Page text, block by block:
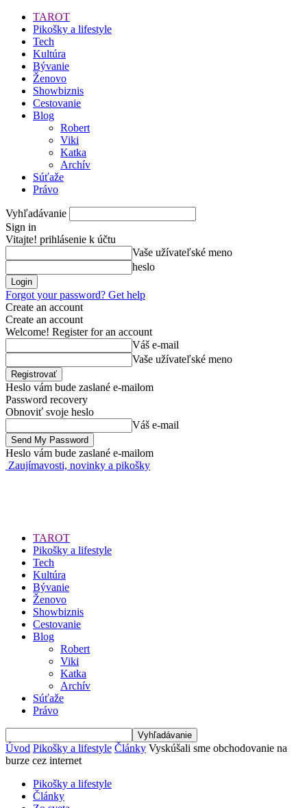
TAROT
Pikošky a lifestyle
Tech
Kultúra
Bývanie
Ženovo
Showbiznis
Cestovanie
Blog
Robert
Viki
Katka
Archív
Súťaže
Právo
Vyhľadávanie
Sign in
Vitajte! prihlásenie k účtu
Vaše užívateľské meno
heslo
Forgot your password? Get help
Create an account
Create an account
Welcome! Register for an account
Váš e-mail
Vaše užívateľské meno
Heslo vám bude zaslané e-mailom
Password recovery
Obnoviť svoje heslo
Váš e-mail
Heslo vám bude zaslané e-mailom
Zaujímavosti, novinky a pikošky
TAROT
Pikošky a lifestyle
Tech
Kultúra
Bývanie
Ženovo
Showbiznis
Cestovanie
Blog
Robert
Viki
Katka
Archív
Súťaže
Právo
Úvod Pikošky a lifestyle Články Vyskúšali sme obchodovanie na
burze cez internet
Pikošky a lifestyle
Články